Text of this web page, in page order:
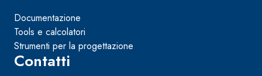
Documentazione
Tools e calcolatori
Strumenti per la progettazione
Contatti